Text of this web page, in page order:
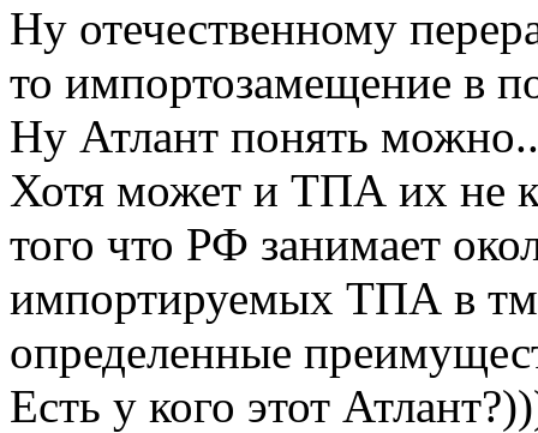
Ну отечественному
то импортозамещение в
Ну Атлант понять
Хотя может и ТПА их не
того что РФ занимает
импортируемых ТПА в
определенные
Есть у кого этот